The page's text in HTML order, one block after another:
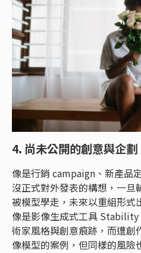
4. 尚未公開的創意與企劃
像是行銷 campaign、新產品
沒正式對外發表的構想，一旦
被模型學走，未來以重組形式
像是影像生成式工具 Stability
術家風格與創意痕跡，而遭創
像模型的案例，但同樣的風險